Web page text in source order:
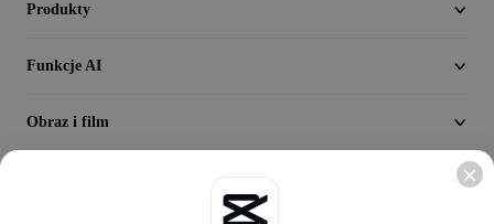
Konwerter filmów
Produkty
Funkcje AI
Obraz i film